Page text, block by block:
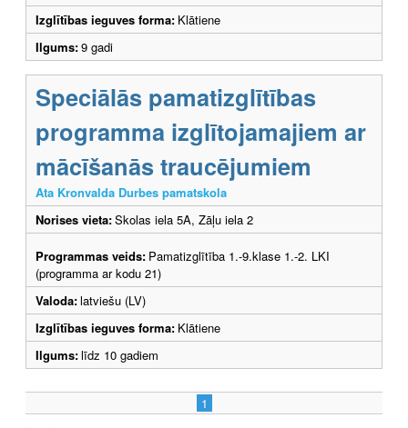
Izglītības ieguves forma: Klātiene
Ilgums:9 gadi
Speciālās pamatizglītības
programma izglītojamajiem ar
mācīšanās traucējumiem
Ata Kronvalda Durbes pamatskola
Norises vieta:Skolas iela 5A, Zāļu iela 2
Programmas veids: Pamatizglītība 1.-9.klase 1.-2. LKI
(programma ar kodu 21)
Valoda:latviešu (LV)
Izglītības ieguves forma: Klātiene
Ilgums:līdz 10 gadiem
1